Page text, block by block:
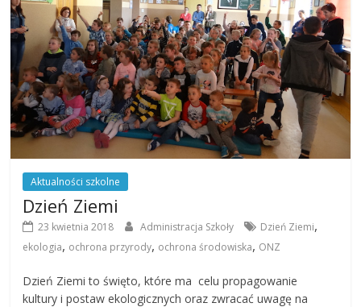
Aktualności szkolne
Dzień Ziemi
23 kwietnia 2018 Administracja Szkoły Dzień Ziemi,
ekologia, ochrona przyrody, ochrona środowiska, ONZ
Dzień Ziemi to święto, które ma celu propagowanie
kultury i postaw ekologicznych oraz zwracać uwagę na